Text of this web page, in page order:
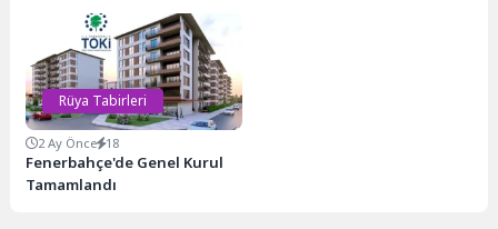
Gaziantep 1. oldu.
Rüya Tabirleri
2 Ay Önce 18
Fenerbahçe'de Genel Kurul
Tamamlandı